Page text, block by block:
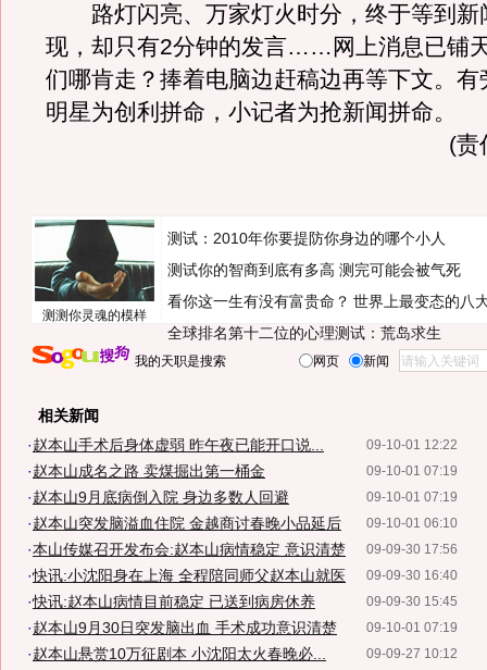
路灯闪亮、万家灯火时分，终于等到新
现，却只有2分钟的发言……网上消息已铺
们哪肯走？捧着电脑边赶稿边再等下文。有
明星为创利拼命，小记者为抢新闻拼命。
(责
测测你灵魂的模样
测试：2010年你要提防你身边的哪个小人
测试你的智商到底有多高 测完可能会被气死
看你这一生有没有富贵命？ 世界上最变态的八
全球排名第十二位的心理测试：荒岛求生
我的天职是搜索 网页 新闻
相关新闻
09-10-01 12:22
·赵本山手术后身体虚弱 昨午夜已能开口说...
09-10-01 07:19
·赵本山成名之路 卖煤掘出第一桶金
09-10-01 07:19
·赵本山9月底病倒入院 身边多数人回避
09-10-01 06:10
·赵本山突发脑溢血住院 金越商讨春晚小品延后
09-09-30 17:56
·本山传媒召开发布会:赵本山病情稳定 意识清楚
09-09-30 16:40
·快讯:小沈阳身在上海 全程陪同师父赵本山就医
09-09-30 15:45
·快讯:赵本山病情目前稳定 已送到病房休养
09-10-01 07:19
·赵本山9月30日突发脑出血 手术成功意识清楚
09-09-27 10:12
·赵本山悬赏10万征剧本 小沈阳太火春晚必...